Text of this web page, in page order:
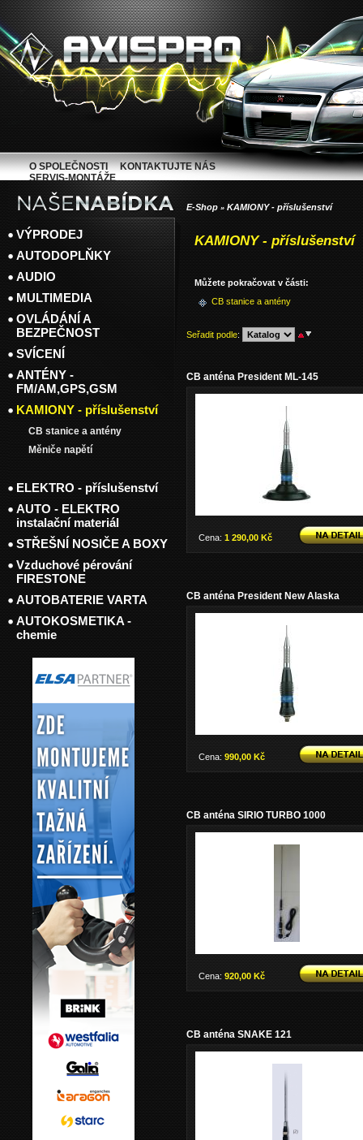
E-Shop » KAMIONY - příslušenství
KAMIONY - příslušenství
Můžete pokračovat v části:
CB stanice a antény
Seřadit podle:
CB anténa President ML-145
Cena: 1 290,00 Kč
CB anténa President New Alaska
Cena: 990,00 Kč
CB anténa SIRIO TURBO 1000
Cena: 920,00 Kč
CB anténa SNAKE 121
VÝPRODEJ
AUTODOPLŇKY
AUDIO
MULTIMEDIA
OVLÁDÁNÍ A
BEZPEČNOST
SVÍCENÍ
ANTÉNY -
FM/AM,GPS,GSM
KAMIONY - příslušenství
CB stanice a antény
Měniče napětí
ELEKTRO - příslušenství
AUTO - ELEKTRO
instalační materiál
STŘEŠNÍ NOSIČE A BOXY
Vzduchové pérování
FIRESTONE
AUTOBATERIE VARTA
AUTOKOSMETIKA -
chemie
O SPOLEČNOSTI
KONTAKTUJTE NÁS
SERVIS-MONTÁŽE